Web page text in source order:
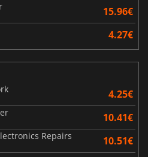
15.96€
4.27€
4.25€
10.41€
Repairs 10.51€